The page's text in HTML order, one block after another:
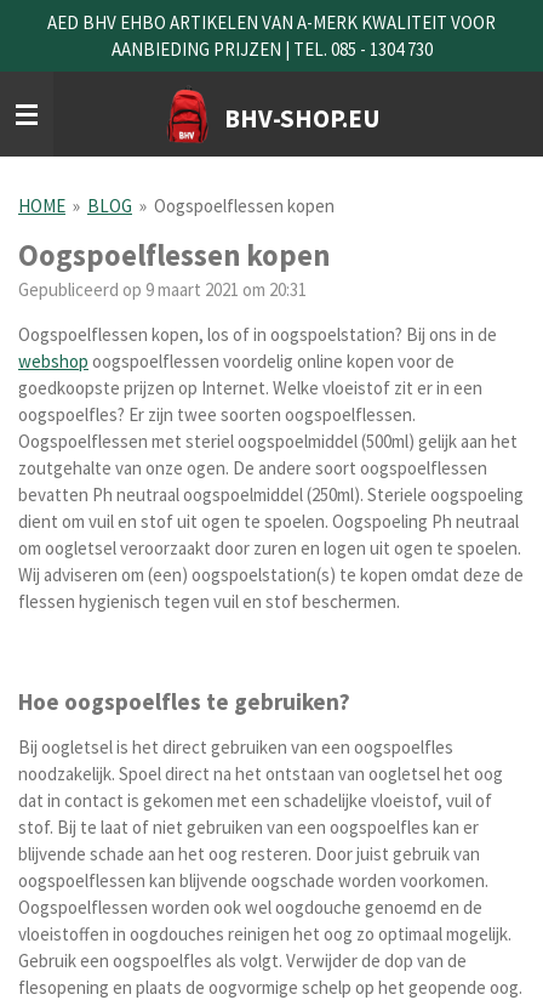
naar
de
hoofdinhoud
BHV-SHOP.EU
AED BHV EHBO ARTIKELEN VAN A-MERK KWALITEIT VOOR
AANBIEDING PRIJZEN | TEL. 085 - 1304 730
HOME » BLOG » Oogspoelflessen kopen
Oogspoelflessen kopen
Gepubliceerd op 9 maart 2021 om 20:31
Oogspoelflessen kopen, los of in oogspoelstation? Bij ons in de
webshop oogspoelflessen voordelig online kopen voor de
goedkoopste prijzen op Internet. Welke vloeistof zit er in een
oogspoelfles? Er zijn twee soorten oogspoelflessen.
Oogspoelflessen met steriel oogspoelmiddel (500ml) gelijk aan het
zoutgehalte van onze ogen. De andere soort oogspoelflessen
bevatten Ph neutraal oogspoelmiddel (250ml). Steriele oogspoeling
dient om vuil en stof uit ogen te spoelen. Oogspoeling Ph neutraal
om oogletsel veroorzaakt door zuren en logen uit ogen te spoelen.
Wij adviseren om (een) oogspoelstation(s) te kopen omdat deze de
flessen hygienisch tegen vuil en stof beschermen.
Hoe oogspoelfles te gebruiken?
Bij oogletsel is het direct gebruiken van een oogspoelfles
noodzakelijk. Spoel direct na het ontstaan van oogletsel het oog
dat in contact is gekomen met een schadelijke vloeistof, vuil of
stof. Bij te laat of niet gebruiken van een oogspoelfles kan er
blijvende schade aan het oog resteren. Door juist gebruik van
oogspoelflessen kan blijvende oogschade worden voorkomen.
Oogspoelflessen worden ook wel oogdouche genoemd en de
vloeistoffen in oogdouches reinigen het oog zo optimaal mogelijk.
Gebruik een oogspoelfles als volgt. Verwijder de dop van de
flesopening en plaats de oogvormige schelp op het geopende oog.